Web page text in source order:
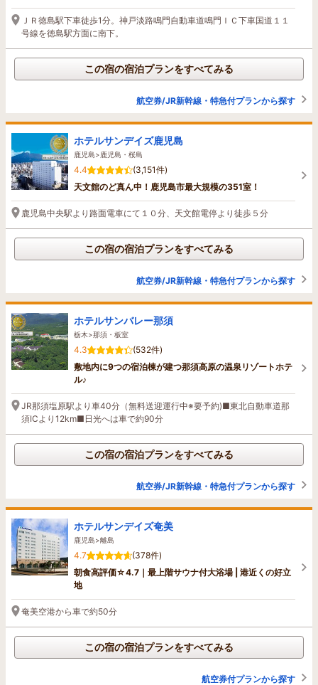
ＪＲ徳島駅下車徒歩1分。神戸淡路鳴門自動車道鳴門ＩＣ下車国道１１
号線を徳島駅方面に南下。
この宿の宿泊プランをすべてみる
航空券/JR新幹線・特急付プランから探す
ホテルサンデイズ鹿児島
鹿児島>鹿児島・桜島
4.4
(3,151件)
天文館のど真ん中！鹿児島市最大規模の351室！
鹿児島中央駅より路面電車にて１０分、天文館電停より徒歩５分
この宿の宿泊プランをすべてみる
航空券/JR新幹線・特急付プランから探す
ホテルサンバレー那須
栃木>那須・板室
4.3
(532件)
敷地内に9つの宿泊棟が建つ那須高原の温泉リゾートホテ
ル♪
JR那須塩原駅より車40分（無料送迎運行中※要予約)■東北自動車道那
須ICより12km■日光へは車で約90分
この宿の宿泊プランをすべてみる
航空券/JR新幹線・特急付プランから探す
ホテルサンデイズ奄美
鹿児島>離島
4.7
(378件)
朝食高評価☆4.7｜最上階サウナ付大浴場 | 港近くの好立
地
奄美空港から車で約50分
この宿の宿泊プランをすべてみる
航空券付プランから探す